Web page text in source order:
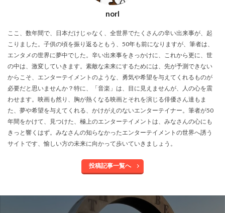
norI
ここ、数年間で、日本だけじゃなく、全世界でたくさんの辛い出来事が、起
こりました。子供の頃を振り返るともう、50年も前になりますが、筆者は、
エンタメの世界に夢中でした。辛い出来事をきっかけに、これから更に、世
の中は、激変していきます。素敵な未来にするためには、先が予測できない
からこそ、エンターテイメントのような、勇気や希望を与えてくれるものが
必要だと思いませんか？特に、「音楽」は、目に見えませんが、人の心を震
わせます。映画も然り、胸が熱くなる映画とそれを演じる俳優さん達もま
た、夢や希望を与えてくれる、かけがえのないエンターテイナー。筆者が50
年間をかけて、見つけた、極上のエンターテイメントは、みなさんの心にも
きっと響くはず。みなさんの知らなかったエンターテイメントの世界へ誘う
サイトです、愉しい方の未来に向かって歩いていきましょう。
投稿記事一覧へ